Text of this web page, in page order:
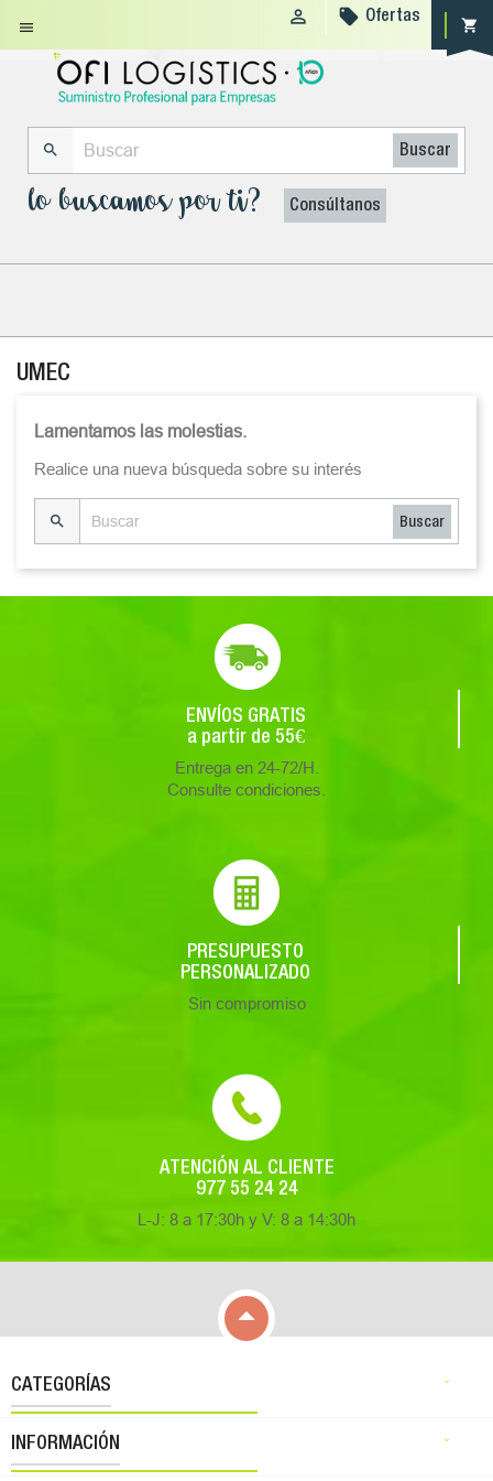
 shopping_cart
  Ofertas
 Buscar
lo buscamos por ti? Consúltanos
UMEC
Lamentamos las molestias.
Realice una nueva búsqueda sobre su interés
 Buscar
ENVÍOS GRATIS
a partir de 55€
Entrega en 24-72/H.
Consulte condiciones.
PRESUPUESTO
PERSONALIZADO
Sin compromiso
ATENCIÓN AL CLIENTE
977 55 24 24
L-J: 8 a 17:30h y V: 8 a 14:30h

CATEGORÍAS 
INFORMACIÓN 